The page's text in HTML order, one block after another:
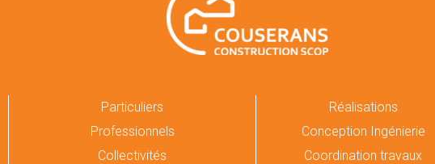
Particuliers
Professionnels
Collectivités
Réalisations
Conception Ingénierie
Coordination travaux